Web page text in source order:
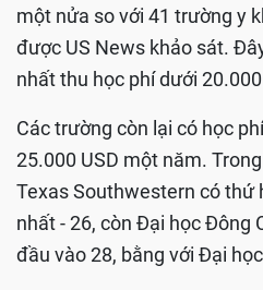
một nửa so với 41 trường y
được US News khảo sát.
nhất thu học phí dưới 20.000
Các trường còn lại có học
25.000 USD một năm.
Texas Southwestern có thứ
nhất - 26, còn Đại học Đông
đầu vào 28, bằng với Đại